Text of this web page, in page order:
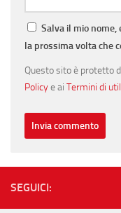
Salva il mio
la prossima volta che
Questo sito è protetto
Policye ai Termini di
SEGUICI: